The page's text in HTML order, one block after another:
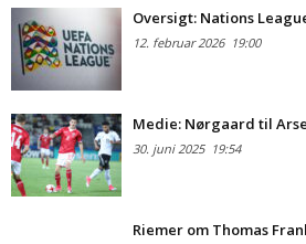
Oversigt: Nations
12. februar 202619:00
Medie: Nørgaard til
30. juni 202519:54
Riemer om Thomas